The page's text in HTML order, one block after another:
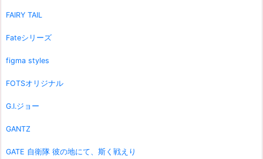
FAIRY TAIL
Fateシリーズ
figma styles
FOTSオリジナル
G.I.ジョー
GANTZ
GATE 自衛隊 彼の地にて、斯く戦えり